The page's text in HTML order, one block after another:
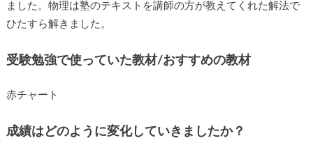
ました。物理は塾のテキストを講師の方が教えてくれた解法で
ひたすら解きました。
受験勉強で使っていた教材/おすすめの教材
赤チャート
成績はどのように変化していきましたか？